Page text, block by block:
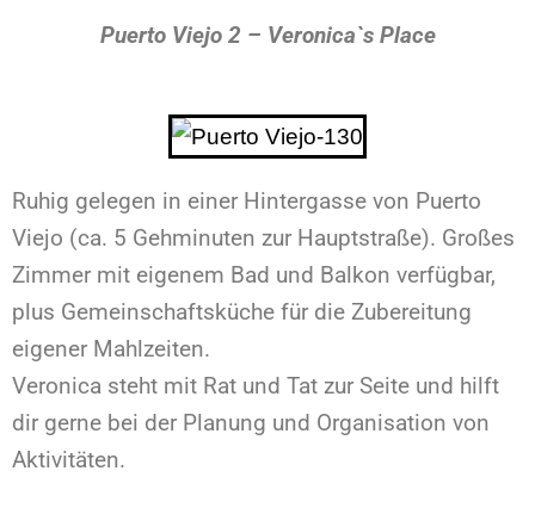
Puerto Viejo 2 – Veronica`s Place
Ruhig gelegen in einer Hintergasse von Puerto
Viejo (ca. 5 Gehminuten zur Hauptstraße). Großes
Zimmer mit eigenem Bad und Balkon verfügbar,
plus Gemeinschaftsküche für die Zubereitung
eigener Mahlzeiten.
Veronica steht mit Rat und Tat zur Seite und hilft
dir gerne bei der Planung und Organisation von
Aktivitäten.